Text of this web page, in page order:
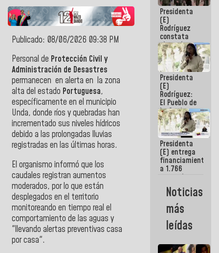
Publicado: 08/06/2026 09:38 PM
Personal de Protección Civil y
Administración de Desastres
permanecen en alerta en la zona
alta del estado Portuguesa,
específicamente en el municipio
Unda, donde ríos y quebradas han
incrementado sus niveles hídricos
debido a las prolongadas lluvias
registradas en las últimas horas.
El organismo informó que los
caudales registran aumentos
moderados, por lo que están
desplegados en el territorio
monitoreando en tiempo real el
comportamiento de las aguas y
"llevando alertas preventivas casa
por casa".
turístico
para La
Guaira
Presidenta
(E)
Rodríguez
constata
obras de
rehabilitación
de Escuela
Militar de
Mamo en La
Guaira
Presidenta
(E)
Rodríguez:
El Pueblo de
La Guaira
siempre
estará
acompañada
por el
Gobierno
Nacional
Presidenta
(E) entrega
financiamientos
a 1.766
comerciantes
emprendedores
afectados
por
terremotos
Noticias
más
leídas